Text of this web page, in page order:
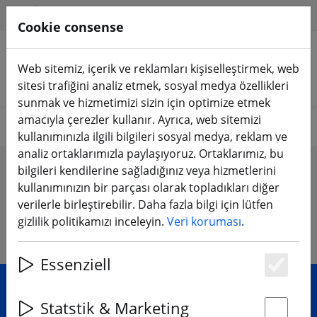
Ürünleri arayın
Your favorits
Wishlist
No Items
Cookie consense
Web sitemiz, içerik ve reklamları kişiselleştirmek, web
sitesi trafiğini analiz etmek, sosyal medya özellikleri
sunmak ve hizmetimizi sizin için optimize etmek
amacıyla çerezler kullanır. Ayrıca, web sitemizi
kullanımınızla ilgili bilgileri sosyal medya, reklam ve
analiz ortaklarımızla paylaşıyoruz. Ortaklarımız, bu
bilgileri kendilerine sağladığınız veya hizmetlerini
kullanımınızın bir parçası olarak topladıkları diğer
verilerle birleştirebilir. Daha fazla bilgi için lütfen
gizlilik politikamızı inceleyin. Veri koruması.
Essenziell
Statstik & Marketing